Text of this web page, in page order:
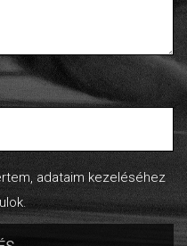
adataim kezeléséhez